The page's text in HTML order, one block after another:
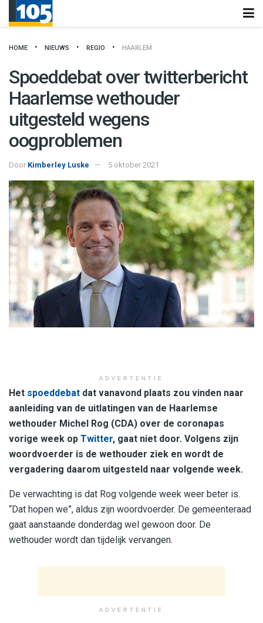
HOME NIEUWS REGIO HAARLEM
Spoeddebat over twitterbericht
Haarlemse wethouder
uitgesteld wegens
oogproblemen
Door Kimberley Luske 5 oktober 2021
ADVERTENTIE
Het spoeddebat dat vanavond plaats zou vinden naar
aanleiding van de uitlatingen van de Haarlemse
wethouder Michel Rog (CDA) over de coronapas
vorige week op Twitter, gaat niet door. Volgens zijn
woordvoerder is de wethouder ziek en wordt de
vergadering daarom uitgesteld naar volgende week.
De verwachting is dat Rog volgende week weer beter is.
“Dat hopen we”, aldus zijn woordvoerder. De gemeenteraad
gaat aanstaande donderdag wel gewoon door. De
wethouder wordt dan tijdelijk vervangen.
ADVERTENTIE